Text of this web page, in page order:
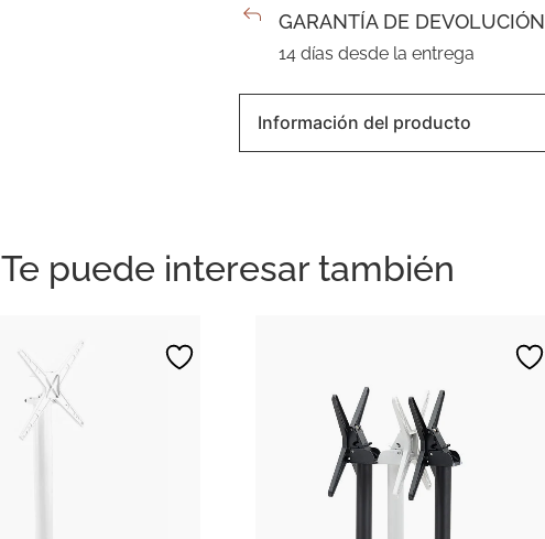
GARANTÍA DE DEVOLUCIÓN
14 días desde la entrega
Información del producto
Te puede interesar también